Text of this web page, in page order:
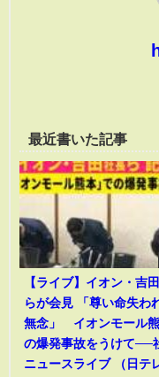
最近書いた記事
【ライブ】イオン・吉
らが会見 「尊い命失わ
無念」 イオンモール
の爆発事故をうけて──
ニュースライブ （日テ